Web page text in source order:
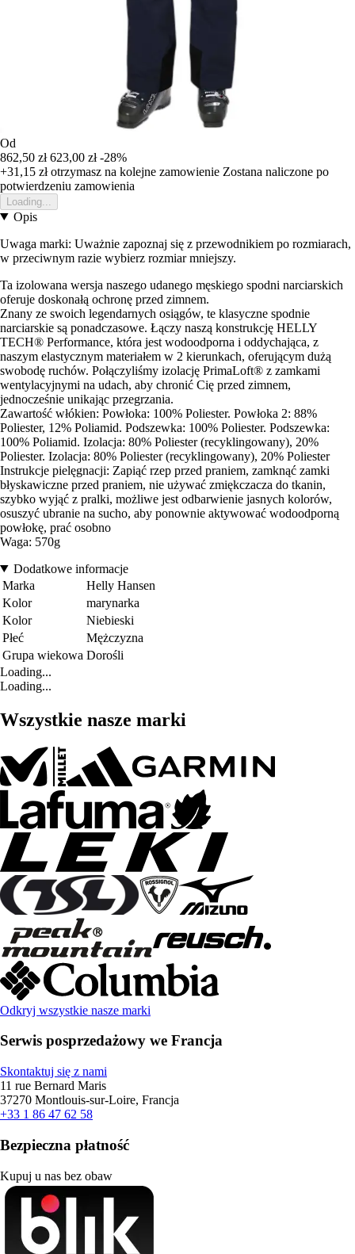
Od
862,50 zł 623,00 zł -28%
+31,15 złotrzymasz na kolejne zamowienie Zostana naliczone po
potwierdzeniu zamowienia
Loading...
Opis
Uwaga marki: Uważnie zapoznaj się z przewodnikiem po rozmiarach,
w przeciwnym razie wybierz rozmiar mniejszy.
Ta izolowana wersja naszego udanego męskiego spodni narciarskich
oferuje doskonałą ochronę przed zimnem.
Znany ze swoich legendarnych osiągów, te klasyczne spodnie
narciarskie są ponadczasowe. Łączy naszą konstrukcję HELLY
TECH® Performance, która jest wodoodporna i oddychająca, z
naszym elastycznym materiałem w 2 kierunkach, oferującym dużą
swobodę ruchów. Połączyliśmy izolację PrimaLoft® z zamkami
wentylacyjnymi na udach, aby chronić Cię przed zimnem,
jednocześnie unikając przegrzania.
Zawartość włókien: Powłoka: 100% Poliester. Powłoka 2: 88%
Poliester, 12% Poliamid. Podszewka: 100% Poliester. Podszewka:
100% Poliamid. Izolacja: 80% Poliester (recyklingowany), 20%
Poliester. Izolacja: 80% Poliester (recyklingowany), 20% Poliester
Instrukcje pielęgnacji: Zapiąć rzep przed praniem, zamknąć zamki
błyskawiczne przed praniem, nie używać zmiękczacza do tkanin,
szybko wyjąć z pralki, możliwe jest odbarwienie jasnych kolorów,
osuszyć ubranie na sucho, aby ponownie aktywować wodoodporną
powłokę, prać osobno
Waga: 570g
Dodatkowe informacje
Marka
Helly Hansen
Kolor
marynarka
Kolor
Niebieski
Płeć
Mężczyzna
Grupa wiekowa Dorośli
Loading...
Loading...
Wszystkie nasze marki
Odkryj wszystkie nasze marki
Serwis posprzedażowy we Francja
Skontaktuj się z nami
11 rue Bernard Maris
37270 Montlouis-sur-Loire, Francja
+33 1 86 47 62 58
Bezpieczna płatność
Kupuj u nas bez obaw